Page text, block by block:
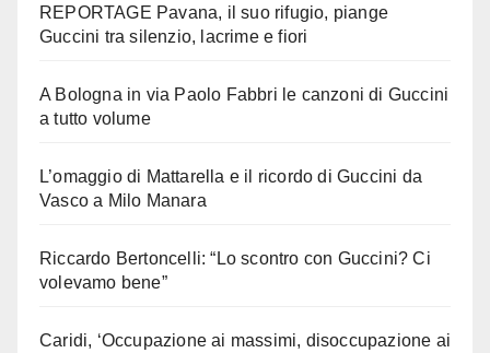
REPORTAGE Pavana, il suo rifugio, piange
Guccini tra silenzio, lacrime e fiori
A Bologna in via Paolo Fabbri le canzoni di Guccini
a tutto volume
L’omaggio di Mattarella e il ricordo di Guccini da
Vasco a Milo Manara
Riccardo Bertoncelli: “Lo scontro con Guccini? Ci
volevamo bene”
Caridi, ‘Occupazione ai massimi, disoccupazione ai